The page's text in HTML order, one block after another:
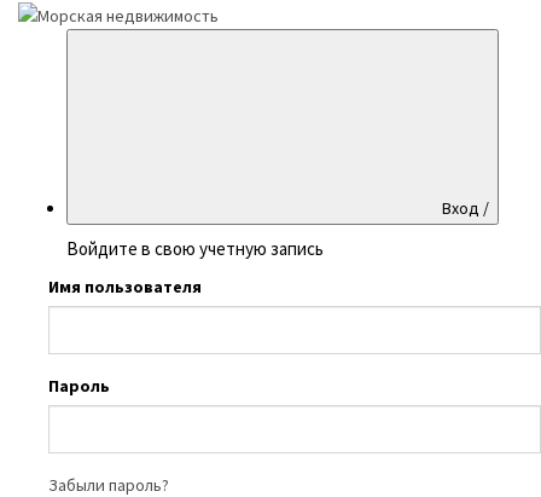
Вход /
Войдите в свою учетную запись
Имя пользователя
Пароль
Забыли пароль?